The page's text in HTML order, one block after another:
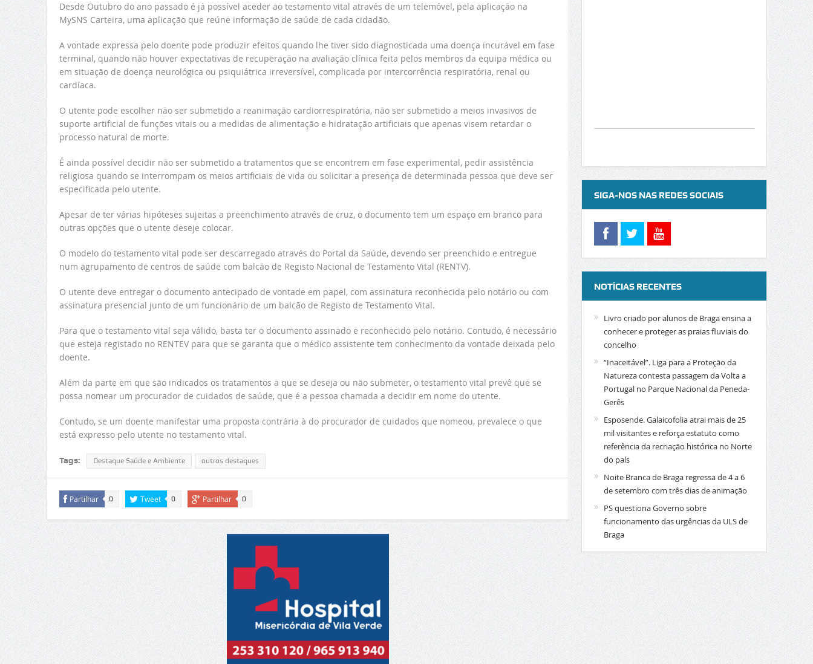
Desde Outubro do ano passado é já possível aceder ao testamento vital através de um telemóvel, pela aplicação na
MySNS Carteira, uma aplicação que reúne informação de saúde de cada cidadão.
A vontade expressa pelo doente pode produzir efeitos quando lhe tiver sido diagnosticada uma doença incurável em fase
terminal, quando não houver expectativas de recuperação na avaliação clínica feita pelos membros da equipa médica ou
em situação de doença neurológica ou psiquiátrica irreversível, complicada por intercorrência respiratória, renal ou
cardíaca.
O utente pode escolher não ser submetido a reanimação cardiorrespiratória, não ser submetido a meios invasivos de
suporte artificial de funções vitais ou a medidas de alimentação e hidratação artificiais que apenas visem retardar o
processo natural de morte.
É ainda possível decidir não ser submetido a tratamentos que se encontrem em fase experimental, pedir assistência
religiosa quando se interrompam os meios artificiais de vida ou solicitar a presença de determinada pessoa que deve ser
especificada pelo utente.
Apesar de ter várias hipóteses sujeitas a preenchimento através de cruz, o documento tem um espaço em branco para
outras opções que o utente deseje colocar.
O modelo do testamento vital pode ser descarregado através do Portal da Saúde, devendo ser preenchido e entregue
num agrupamento de centros de saúde com balcão de Registo Nacional de Testamento Vital (RENTV).
O utente deve entregar o documento antecipado de vontade em papel, com assinatura reconhecida pelo notário ou com
assinatura presencial junto de um funcionário de um balcão de Registo de Testamento Vital.
Para que o testamento vital seja válido, basta ter o documento assinado e reconhecido pelo notário. Contudo, é necessário
que esteja registado no RENTEV para que se garanta que o médico assistente tem conhecimento da vontade deixada pelo
doente.
Além da parte em que são indicados os tratamentos a que se deseja ou não submeter, o testamento vital prevê que se
possa nomear um procurador de cuidados de saúde, que é a pessoa chamada a decidir em nome do utente.
Contudo, se um doente manifestar uma proposta contrária à do procurador de cuidados que nomeou, prevalece o que
está expresso pelo utente no testamento vital.
Tags: Destaque Saúde e Ambiente outros destaques
Partilhar 0 Tweet 0 Partilhar 0
SIGA-NOS NAS REDES SOCIAIS
NOTÍCIAS RECENTES
Livro criado por alunos de Braga ensina a
conhecer e proteger as praias fluviais do
concelho
“Inaceitável”. Liga para a Proteção da
Natureza contesta passagem da Volta a
Portugal no Parque Nacional da Peneda-
Gerês
Esposende. Galaicofolia atrai mais de 25
mil visitantes e reforça estatuto como
referência da recriação histórica no Norte
do país
Noite Branca de Braga regressa de 4 a 6
de setembro com três dias de animação
PS questiona Governo sobre
funcionamento das urgências da ULS de
Braga